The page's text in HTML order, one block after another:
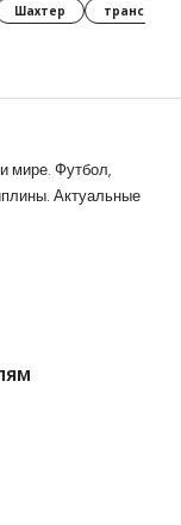
Шахтер трансферы
мире. Футбол,
Актуальные